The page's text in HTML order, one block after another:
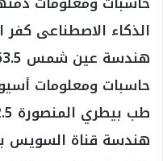
الذكاء الاصطناعى كفر
هندسة عين شمس 363.5
حاسبات ومعلومات أسيوط
طب بيطري المنصورة 362.5
هندسة قناة السويس